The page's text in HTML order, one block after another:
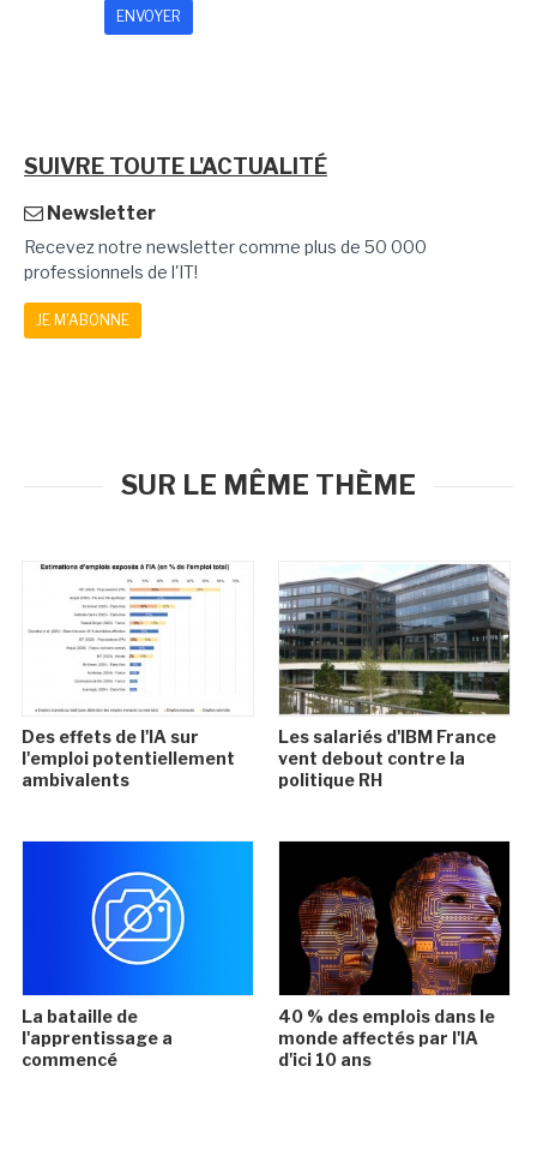
SUIVRE TOUTE L'ACTUALITÉ
Newsletter
Recevez notre newsletter comme plus de 50 000
professionnels de l'IT!
JE M'ABONNE
SUR LE MÊME THÈME
Des effets de l'IA sur
l'emploi potentiellement
ambivalents
Les salariés d'IBM France
vent debout contre la
politique RH
La bataille de
l'apprentissage a
commencé
40 % des emplois dans le
monde affectés par l'IA
d'ici 10 ans